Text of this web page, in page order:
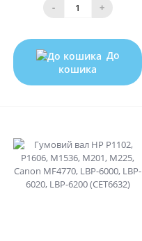
- +
До
кошика